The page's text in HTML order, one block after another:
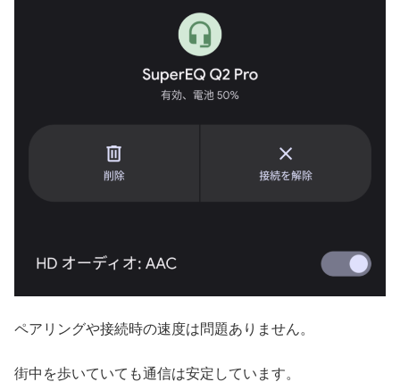
ペアリングや接続時の速度は問題ありません。
街中を歩いていても通信は安定しています。